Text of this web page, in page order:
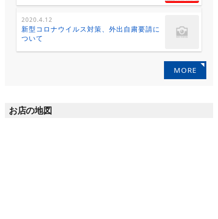
2020.4.12
新型コロナウイルス対策、外出自粛要請に
ついて
MORE
お店の地図